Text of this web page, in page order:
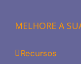
MELHORE A
Recursos